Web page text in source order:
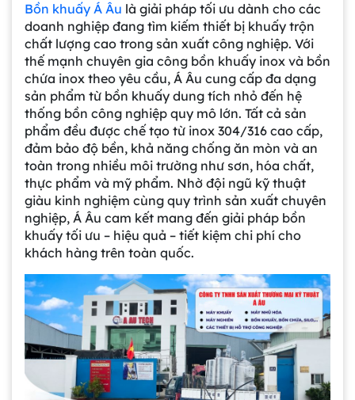
Bồn khuấy Á Âu là giải pháp tối ưu dành cho các
doanh nghiệp đang tìm kiếm thiết bị khuấy trộn
chất lượng cao trong sản xuất công nghiệp. Với
thế mạnh chuyên gia công bồn khuấy inox và bồn
chứa inox theo yêu cầu, Á Âu cung cấp đa dạng
sản phẩm từ bồn khuấy dung tích nhỏ đến hệ
thống bồn công nghiệp quy mô lớn. Tất cả sản
phẩm đều được chế tạo từ inox 304/316 cao cấp,
đảm bảo độ bền, khả năng chống ăn mòn và an
toàn trong nhiều môi trường như sơn, hóa chất,
thực phẩm và mỹ phẩm. Nhờ đội ngũ kỹ thuật
giàu kinh nghiệm cùng quy trình sản xuất chuyên
nghiệp, Á Âu cam kết mang đến giải pháp bồn
khuấy tối ưu – hiệu quả – tiết kiệm chi phí cho
khách hàng trên toàn quốc.
Bồn khuấy công nghiệp là gì? Ứng dụng, cấu
tạo và cách chọn mua hiệu quả
Bồn Khuấy Phụ Gia Sơn - Giải Pháp Tối Ưu
Cho Ngành Sơn Phủ
Dự án máy khuấy trộn bồn bể công nghiệp
Bồn khuấy thực phẩm 8000 lít là gì? Cấu tạo,
Trong ngành chế biến thực phẩm hiện
đại, việc đảm bảo chất lượng đồng đều
và an toàn vệ sinh luôn là yếu tố hàng
đầu. Bồn khuấy thực phẩm 8000 lít
chính là giải pháp tối ưu giúp doanh
nghiệp nâng cao năng suất sản xuất,
đồng thời đảm bảo quá trình khuấy
Bồn khuấy sơn là gì? Cấu tạo và nguyên lý
hoạt động chi tiết
Trong ngành công nghiệp sản xuất sơn,
việc đảm bảo hỗn hợp đạt độ đồng